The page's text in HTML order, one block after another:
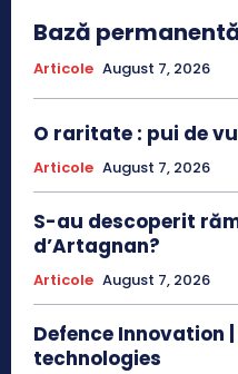
Bază
Articole August 7, 2026
O raritate : pui de
Articole August 7, 2026
S-au descoperit
d’Artagnan?
Articole August 7, 2026
Defence Innovation
technologies